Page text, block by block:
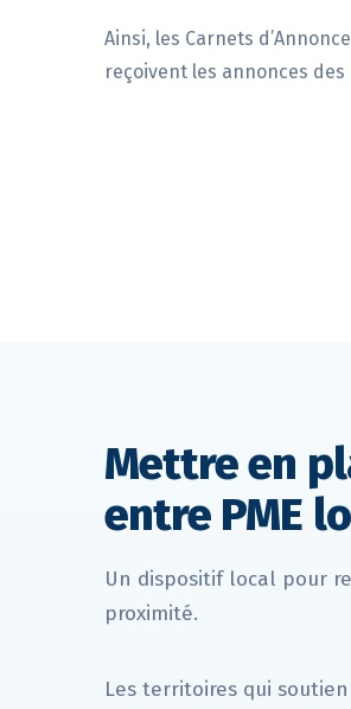
Ainsi, les Carnets
reçoivent les annonces
Mettre en
entre PME
Un dispositif local pour
proximité.
Les territoires qui